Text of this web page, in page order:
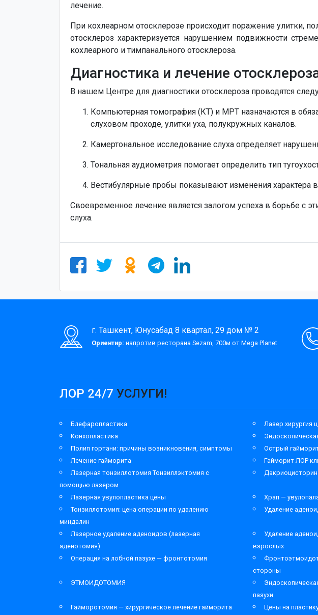
лечение.
При кохлеарном отосклерозе происходит поражение улитки,
отосклероз характеризуется нарушением подвижности
кохлеарного и тимпанального отосклероза.
Диагностика и лечение
В нашем Центре для диагностики отосклероза проводятся
Компьютерная томография (КТ) и МРТ назначаются в
слуховом проходе, улитки уха, полукружных каналов.
Камертональное исследование слуха определяет
Тональная аудиометрия помогает определить тип
Вестибулярные пробы показывают изменения характера
Своевременное лечение является залогом успеха в борьбе с
слуха.
г. Ташкент, Юнусабад 8 квартал, 29 дом № 2
Ориентир: напротив ресторана Sezam, 700м от Mega Planet
ЛОР 24/7 УСЛУГИ!
Блефаропластика Лазер хирургия
Конхопластика
Полип гортани: причины возникновения, симптомы
Острый
Лечение гайморита
Гайморит ЛОР
Лазерная тонзиллотомия Тонзиллэктомия с
помощью лазером
Лазерная увулопластика цены
Храп —
Тонзиллотомия: цена операции по удалению
миндалин
Удаление
Лазерное удаление аденоидов (лазерная
аденотомия)
Удаление
взрослых
Операция на лобной пазухе — фронтотомия
стороны
ЭТМОИДОТОМИЯ
пазухи
Гайморотомия — хирургическое лечение гайморита Цены на